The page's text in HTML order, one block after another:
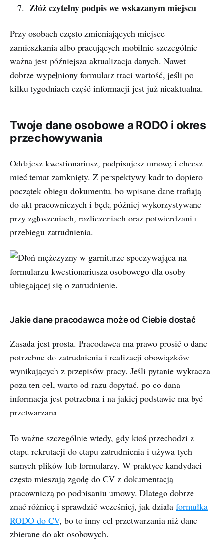
Złóż czytelny podpis we wskazanym miejscu
Przy osobach często zmieniających miejsce
zamieszkania albo pracujących mobilnie szczególnie
ważna jest późniejsza aktualizacja danych. Nawet
dobrze wypełniony formularz traci wartość, jeśli po
kilku tygodniach część informacji jest już nieaktualna.
Twoje dane osobowe a RODO i okres
przechowywania
Oddajesz kwestionariusz, podpisujesz umowę i chcesz
mieć temat zamknięty. Z perspektywy kadr to dopiero
początek obiegu dokumentu, bo wpisane dane trafiają
do akt pracowniczych i będą później wykorzystywane
przy zgłoszeniach, rozliczeniach oraz potwierdzaniu
przebiegu zatrudnienia.
Jakie dane pracodawca może od Ciebie dostać
Zasada jest prosta. Pracodawca ma prawo prosić o dane
potrzebne do zatrudnienia i realizacji obowiązków
wynikających z przepisów pracy. Jeśli pytanie wykracza
poza ten cel, warto od razu dopytać, po co dana
informacja jest potrzebna i na jakiej podstawie ma być
przetwarzana.
To ważne szczególnie wtedy, gdy ktoś przechodzi z
etapu rekrutacji do etapu zatrudnienia i używa tych
samych plików lub formularzy. W praktyce kandydaci
często mieszają zgodę do CV z dokumentacją
pracowniczą po podpisaniu umowy. Dlatego dobrze
znać różnicę i sprawdzić wcześniej, jak działa formułka
RODO do CV, bo to inny cel przetwarzania niż dane
zbierane do akt osobowych.